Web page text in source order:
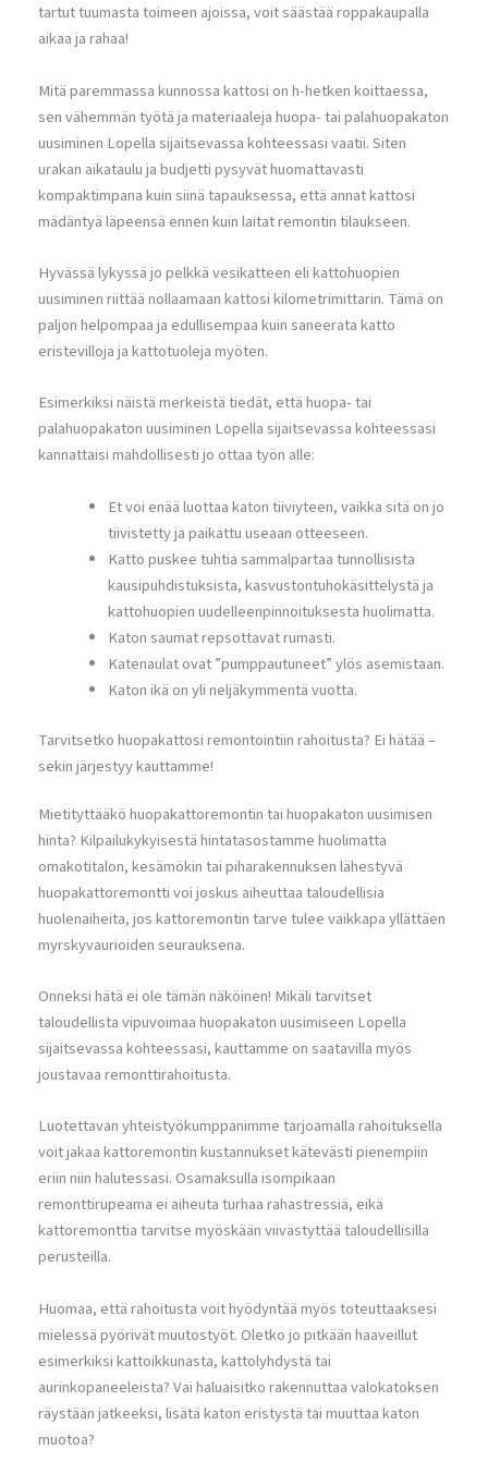
tartut tuumasta toimeen ajoissa, voit säästää roppakaupalla
aikaa ja rahaa!
Mitä paremmassa kunnossa kattosi on h-hetken koittaessa,
sen vähemmän työtä ja materiaaleja huopa- tai palahuopakaton
uusiminen Lopella sijaitsevassa kohteessasi vaatii. Siten
urakan aikataulu ja budjetti pysyvät huomattavasti
kompaktimpana kuin siinä tapauksessa, että annat kattosi
mädäntyä läpeensä ennen kuin laitat remontin tilaukseen.
Hyvässä lykyssä jo pelkkä vesikatteen eli kattohuopien
uusiminen riittää nollaamaan kattosi kilometrimittarin. Tämä on
paljon helpompaa ja edullisempaa kuin saneerata katto
eristevilloja ja kattotuoleja myöten.
Esimerkiksi näistä merkeistä tiedät, että huopa- tai
palahuopakaton uusiminen Lopella sijaitsevassa kohteessasi
kannattaisi mahdollisesti jo ottaa työn alle:
Et voi enää luottaa katon tiiviyteen, vaikka sitä on jo
tiivistetty ja paikattu useaan otteeseen.
Katto puskee tuhtia sammalpartaa tunnollisista
kausipuhdistuksista, kasvustontuhokäsittelystä ja
kattohuopien uudelleenpinnoituksesta huolimatta.
Katon saumat repsottavat rumasti.
Katenaulat ovat ”pumppautuneet” ylös asemistaan.
Katon ikä on yli neljäkymmentä vuotta.
Tarvitsetko huopakattosi remontointiin rahoitusta? Ei hätää –
sekin järjestyy kauttamme!
Mietityttääkö huopakattoremontin tai huopakaton uusimisen
hinta? Kilpailukykyisestä hintatasostamme huolimatta
omakotitalon, kesämökin tai piharakennuksen lähestyvä
huopakattoremontti voi joskus aiheuttaa taloudellisia
huolenaiheita, jos kattoremontin tarve tulee vaikkapa yllättäen
myrskyvaurioiden seurauksena.
Onneksi hätä ei ole tämän näköinen! Mikäli tarvitset
taloudellista vipuvoimaa huopakaton uusimiseen Lopella
sijaitsevassa kohteessasi, kauttamme on saatavilla myös
joustavaa remonttirahoitusta.
Luotettavan yhteistyökumppanimme tarjoamalla rahoituksella
voit jakaa kattoremontin kustannukset kätevästi pienempiin
eriin niin halutessasi. Osamaksulla isompikaan
remonttirupeama ei aiheuta turhaa rahastressiä, eikä
kattoremonttia tarvitse myöskään viivästyttää taloudellisilla
perusteilla.
Huomaa, että rahoitusta voit hyödyntää myös toteuttaaksesi
mielessä pyörivät muutostyöt. Oletko jo pitkään haaveillut
esimerkiksi kattoikkunasta, kattolyhdystä tai
aurinkopaneeleista? Vai haluaisitko rakennuttaa valokatoksen
räystään jatkeeksi, lisätä katon eristystä tai muuttaa katon
muotoa?